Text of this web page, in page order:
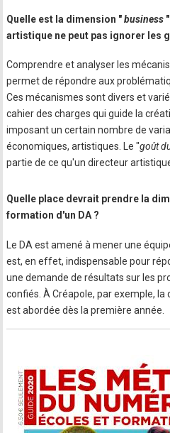
Quelle est la dimension "business
artistique ne peut pas ignorer les
Comprendre et analyser les
permet de répondre aux
Ces mécanismes sont divers et
cahier des charges qui guide la
imposant un certain nombre de
économiques, artistiques. Le "goût
partie de ce qu'un directeur
Quelle place devrait prendre la
formation d'un DA ?
Le DA est amené à mener une
est, en effet, indispensable pour
une demande de résultats sur les
confiés. À Créapole, par exemple,
est abordée dès la première année.